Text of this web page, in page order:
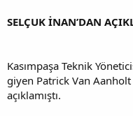
SELÇUK İNAN’DAN
Kasımpaşa Teknik
giyen Patrick Van
açıklamıştı.